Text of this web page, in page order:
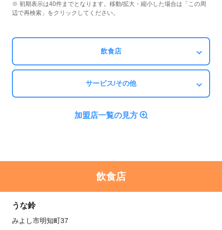
※ 初期表示は40件までとなります。移動/拡大・縮小した場合は「この周
辺で再検索」をクリックしてください。
飲食店
サービス/その他
加盟店一覧の見方
飲食店
うな鈴
みよし市明知町37